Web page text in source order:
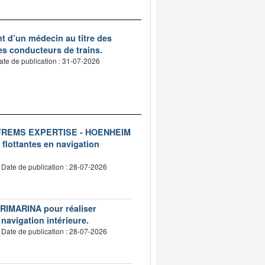
d’un médecin au titre des
conducteurs de trains.
de publication : 31-07-2026
EXPERTISE - HOENHEIM
en navigation
Date de publication : 28-07-2026
pour réaliser
intérieure.
Date de publication : 28-07-2026